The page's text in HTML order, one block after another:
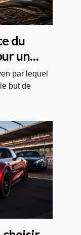
du
un
par lequel
but de